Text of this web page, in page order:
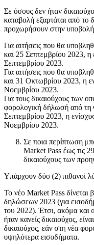
Σε όσους δεν ήταν
καταβολή εξαρτάται από το
προχωρήσουν στην υποβολή
Για αιτήσεις που θα
και 25 Σεπτεμβρίου 2023, η
Σεπτεμβρίου 2023.
Για αιτήσεις που θα
και 31 Οκτωβρίου 2023, η
Νοεμβρίου 2023.
Για τους δικαιούχους των
φορολογική δήλωσή από τη
Σεπτεμβρίου 2023, η
Νοεμβρίου 2023.
Σε ποια περίπτωση
Market Pass έως τις
δικαιούχους των
Υπάρχουν δύο (2) πιθανοί
Το νέο Market Pass δίνεται
δηλώσεων 2023 (για
του 2022). Έτσι, ακόμα και
ήταν κανείς δικαιούχος,
δικαιούχος, εάν στη νέα
υψηλότερα εισοδήματα.